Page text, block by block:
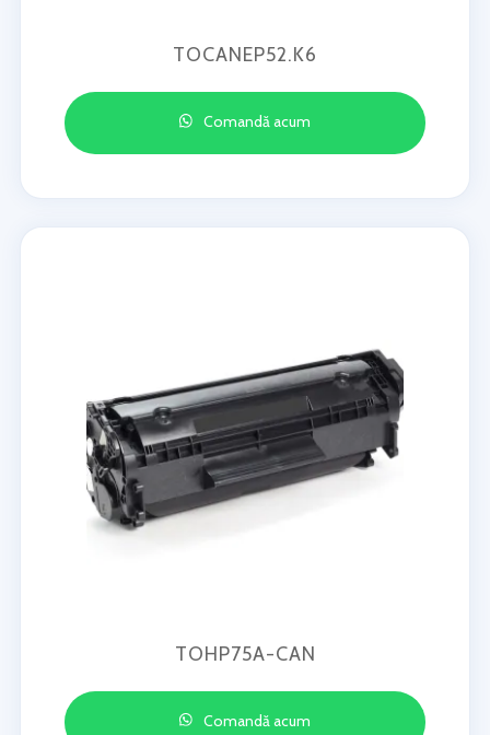
TOCANEP52.K6
Comandă acum
TOHP75A-CAN
Comandă acum